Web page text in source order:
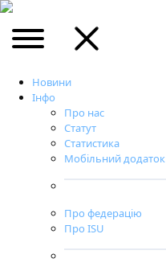
Новини
Інфо
Про нас
Статут
Статистика
Мобільний додаток
Про федерацію
Про ISU